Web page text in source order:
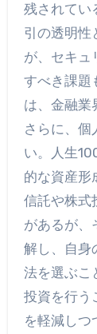
残されてい
引の透明性
が、セキュ
すべき課題
は、金融業
さらに、個
い。人生
的な資産形
信託や株式
があるが、
解し、自身
法を選ぶこ
投資を行う
を軽減しつ